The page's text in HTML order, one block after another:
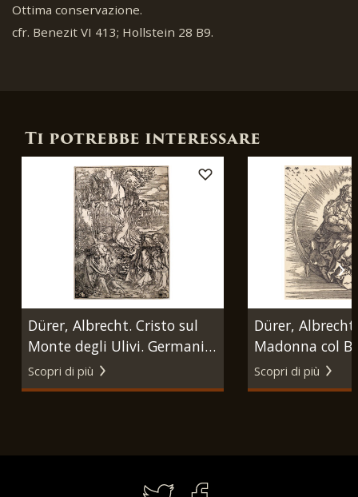
Ottima conservazione.
cfr. Benezit VI 413; Hollstein 28 B9.
Ti potrebbe interessare
Dürer, Albrecht. Cristo sul
Monte degli Ulivi. Germania,
seconda metà XVI sec.
Scopri di più
Dürer,
Madonna col
luna
1511 circa.
Scopri di più